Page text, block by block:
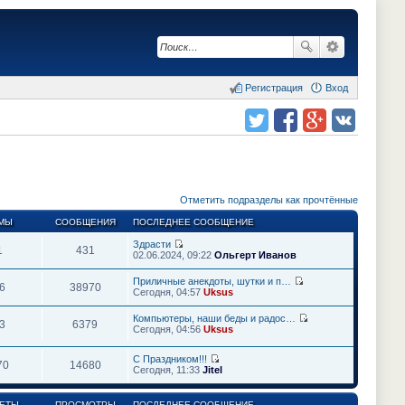
Вход
Регистрация
Отметить подразделы как прочтённые
СООБЩЕНИЯ ПОСЛЕДНЕЕ СООБЩЕНИЕ
431
Здрасти
П
е
й
т
и
к
о
с
л
е
д
02.06.2024, 09:22 Ольгерт Иванов
38970
Приличные анекдоты, шутки и п…
р
е
т
о
Сегодня, 04:57 Uksus
6379
Компьютеры, наши беды и радос…
р
т
и
Сегодня, 04:56 Uksus
14680
С Праздником!!!
П
р
е
Сегодня, 11:33 Jitel